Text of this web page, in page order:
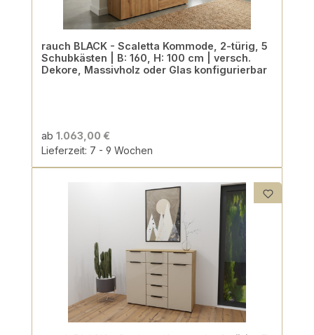
rauch BLACK - Scaletta Kommode, 2-türig, 5
Schubkästen | B: 160, H: 100 cm | versch.
Dekore, Massivholz oder Glas konfigurierbar
ab 1.063,00 €
Lieferzeit: 7 - 9 Wochen